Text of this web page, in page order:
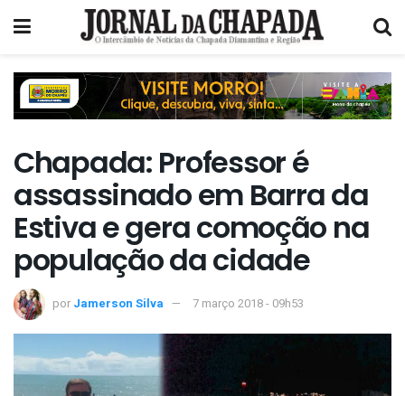
Chapada: Professor é
assassinado em Barra da
Estiva e gera comoção na
população da cidade
por Jamerson Silva 7 março 2018 - 09h53